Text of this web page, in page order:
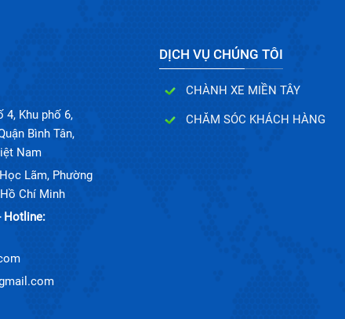
Khu phố 6,
Bình Tân,
Nam
Lãm, Phường
Chí Minh
Hotline:
DỊCH VỤ CHÚNG TÔI
CHÀNH XE MIỀN TÂY
CHĂM SÓC KHÁCH HÀNG